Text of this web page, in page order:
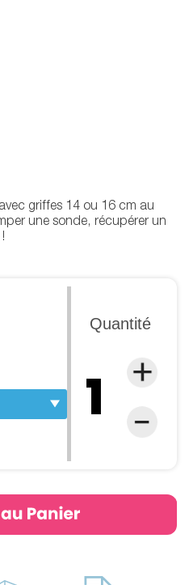
Quantité
griffes 14 ou 16 cm au
une sonde, récupérer un